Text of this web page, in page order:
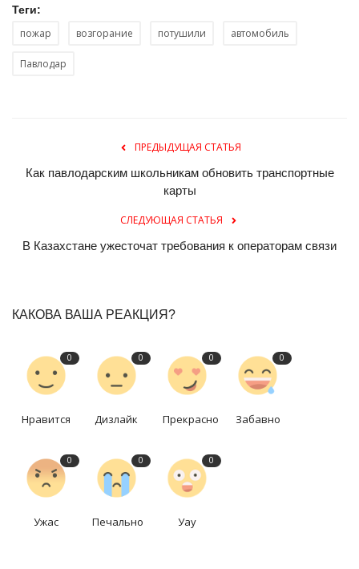
Теги:
пожар возгорание потушили автомобиль
Павлодар
ПРЕДЫДУЩАЯ СТАТЬЯ
Как павлодарским школьникам обновить транспортные
карты
СЛЕДУЮЩАЯ СТАТЬЯ
В Казахстане ужесточат требования к операторам связи
КАКОВА ВАША РЕАКЦИЯ?
0
Нравится
0
Дизлайк
0
Прекрасно
0
Забавно
0
Ужас
0
Печально
0
Уау